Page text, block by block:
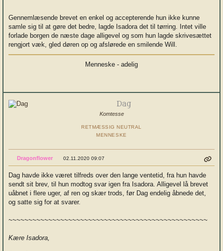
Gennemlæsende brevet en enkel og accepterende hun ikke kunne
samle sig til at gøre det bedre, lagde Isadora det til tørring. Intet ville
forlade borgen de næste dage alligevel og som hun lagde skrivesættet
rengjort væk, gled døren op og afslørede en smilende Will.
Menneske - adelig
Dag
Komtesse
RETMÆSSIG NEUTRAL
MENNESKE
Dragonflower 02.11.2020 09:07
Dag havde ikke været tilfreds over den lange ventetid, fra hun havde
sendt sit brev, til hun modtog svar igen fra Isadora. Alligevel lå brevet
uåbnet i flere uger, af ren og skær trods, før Dag endelig åbnede det,
og satte sig for at svarer.
~~~~~~~~~~~~~~~~~~~~~~~~~~~~~~~~~~~~~~~~~~~~~~~~~~
Kære Isadora,